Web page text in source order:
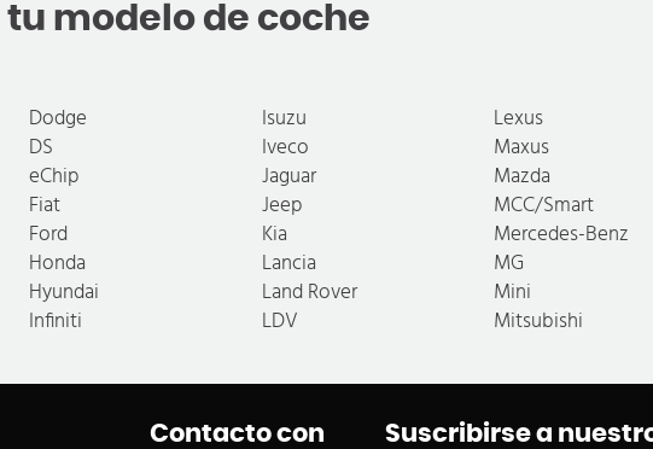
modelo de coche
Dodge
DS
eChip
Fiat
Ford
Honda
Hyundai
Infiniti
Isuzu
Iveco
Jaguar
Jeep
Kia
Lancia
Land Rover
LDV
Lexus
Maxus
Mazda
MCC/Smart
Mercedes-Benz
MG
Mini
Mitsubishi
Contacto con
Suscribirse a